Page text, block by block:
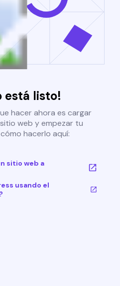
está listo!
hacer ahora es cargar
web y empezar tu
hacerlo aquí:
sitio web a
usando el